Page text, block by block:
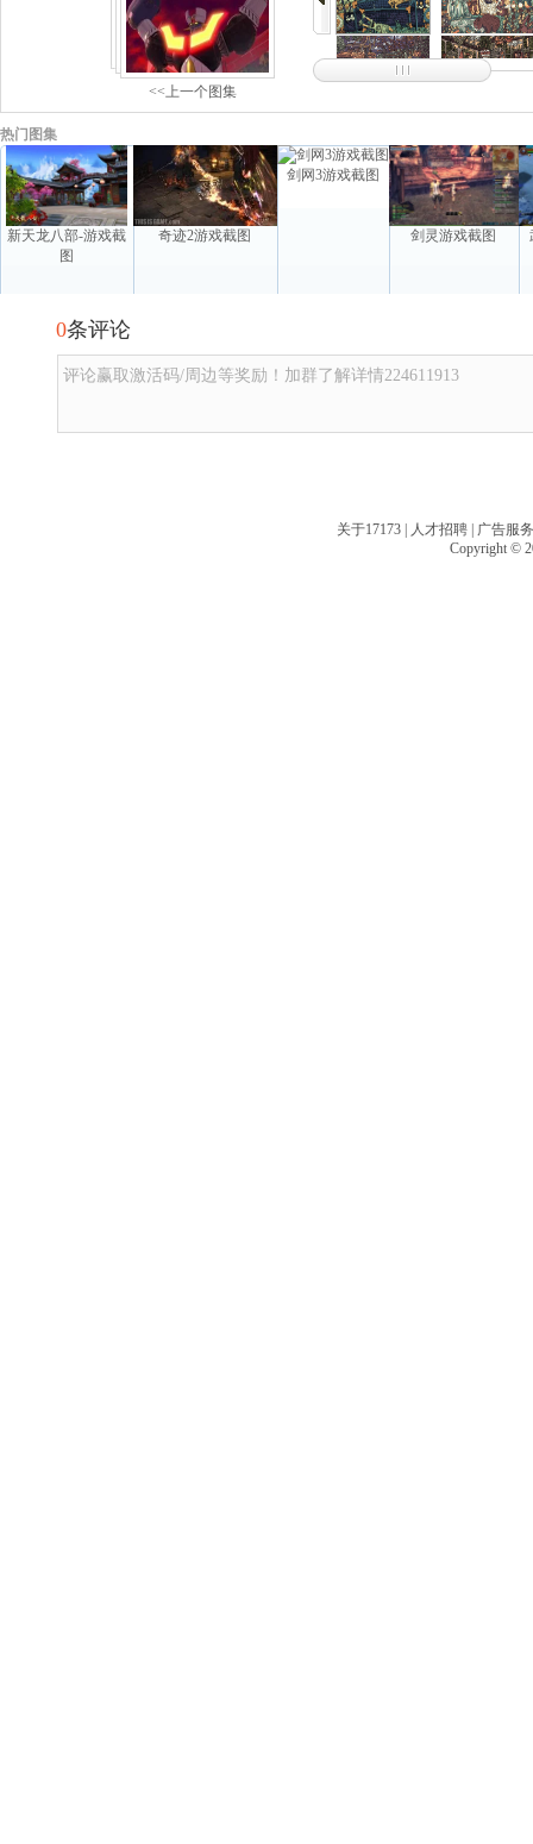
<<上一个图集
热门图集
新天龙八部-游戏截
图
奇迹2游戏截图
剑网3游戏截图
剑灵游戏截图
0条评论
评论赢取激活码/周边等奖励！加群了解详情224611913
关于17173 | 人才招聘 | 广告服务
Copyright ©